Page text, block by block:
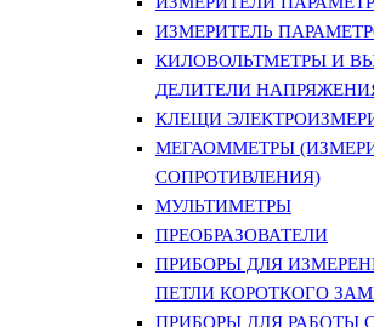
ИЗМЕРИТЕЛЬ
КИЛОВОЛЬТМЕТРЫ И
ДЕЛИТЕЛИ
КЛЕЩИ
МЕГАОММЕТРЫ
СОПРОТИВЛЕНИЯ)
МУЛЬТИМЕТРЫ
ПРЕОБРАЗОВАТЕЛИ
ПРИБОРЫ ДЛЯ
ПЕТЛИ КОРОТКОГО
ПРИБОРЫ ДЛЯ РАБОТЫ